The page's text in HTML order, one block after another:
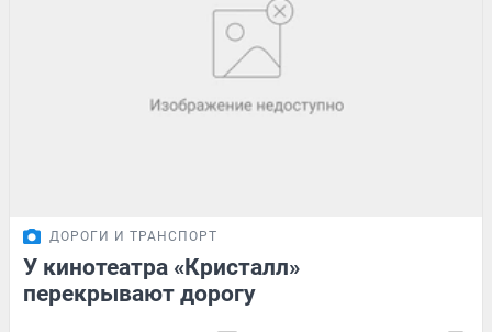
ДОРОГИ И ТРАНСПОРТ
У кинотеатра «Кристалл»
перекрывают дорогу